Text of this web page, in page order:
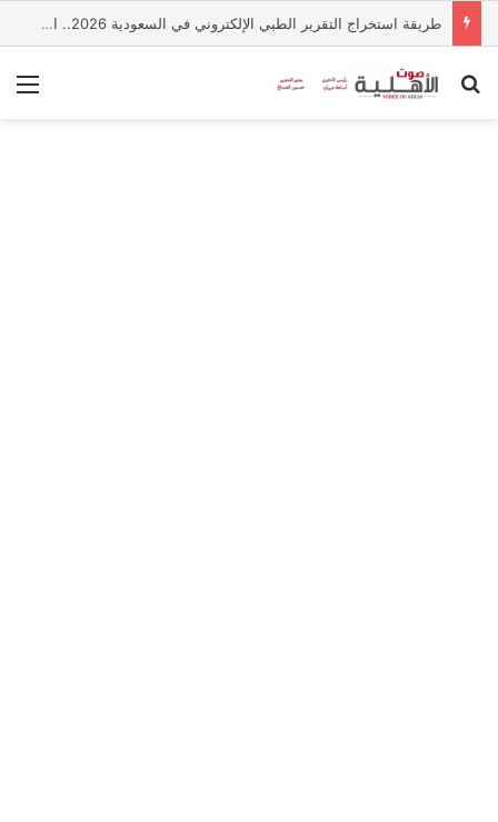
طريقة استخراج التقرير الطبي الإلكتروني في السعودية 2026.. الخطوات والشروط
بحث عن